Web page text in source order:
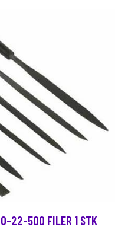
0-22-500 FILER 1 STK